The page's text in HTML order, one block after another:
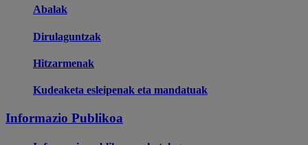
Abalak
Dirulaguntzak
Hitzarmenak
Kudeaketa esleipenak eta mandatuak
Informazio Publikoa